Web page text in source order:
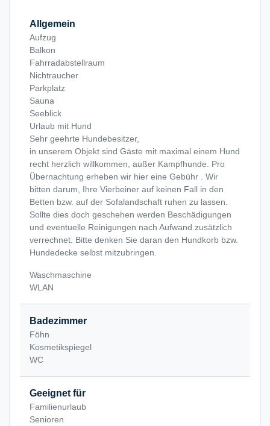
Allgemein
Aufzug
Balkon
Fahrradabstellraum
Nichtraucher
Parkplatz
Sauna
Seeblick
Urlaub mit Hund
Sehr geehrte Hundebesitzer,
in unserem Objekt sind Gäste mit maximal einem Hund
recht herzlich willkommen, außer Kampfhunde. Pro
Übernachtung erheben wir hier eine Gebühr . Wir
bitten darum, Ihre Vierbeiner auf keinen Fall in den
Betten bzw. auf der Sofalandschaft ruhen zu lassen.
Sollte dies doch geschehen werden Beschädigungen
und eventuelle Reinigungen nach Aufwand zusätzlich
verrechnet. Bitte denken Sie daran den Hundkorb bzw.
Hundedecke selbst mitzubringen.
Waschmaschine
WLAN
Badezimmer
Föhn
Kosmetikspiegel
WC
Geeignet für
Familienurlaub
Senioren